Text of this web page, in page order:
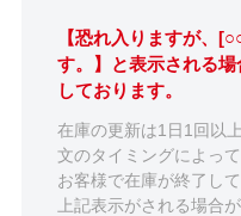
【恐れ入りますが、
す。】と表示される
しております。
在庫の更新は1日1回以
文のタイミングによっ
お客様で在庫が終了し
上記表示がされる場合